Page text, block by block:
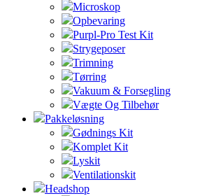
Microskop
Opbevaring
Purpl-Pro Test Kit
Strygeposer
Trimning
Tørring
Vakuum & Forsegling
Vægte Og Tilbehør
Pakkeløsning
Gødnings Kit
Komplet Kit
Lyskit
Ventilationskit
Headshop